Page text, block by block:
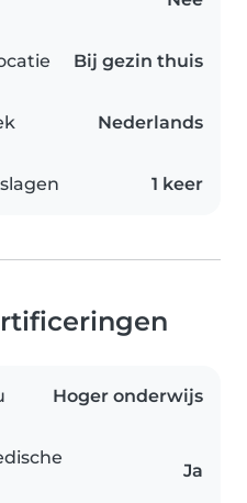
Bij gezin thuis
Nederlands
1 keer
Hoger onderwijs
Ja